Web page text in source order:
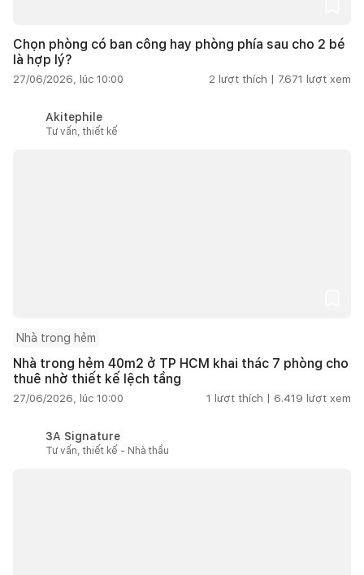
Chọn phòng có ban công hay phòng phía sau cho 2 bé
là hợp lý?
27/06/2026, lúc 10:00 2 lượt thích | 7.671 lượt xem
Akitephile
Tư vấn, thiết kế
Nhà trong hẻm
Nhà trong hẻm 40m2 ở TP HCM khai thác 7 phòng cho
thuê nhờ thiết kế lệch tầng
27/06/2026, lúc 10:00 1 lượt thích | 6.419 lượt xem
3A Signature
Tư vấn, thiết kế - Nhà thầu